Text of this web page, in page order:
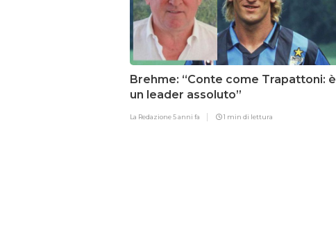
Brehme: “Conte come Trapattoni: è
un leader assoluto”
La Redazione5 anni fa 1 min di lettura